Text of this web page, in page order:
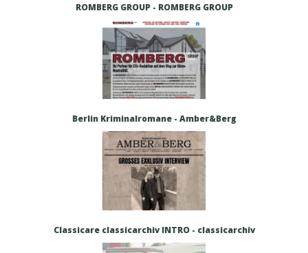
ROMBERG GROUP - ROMBERG GROUP
Berlin Kriminalromane - Amber&Berg
Classicare classicarchiv INTRO - classicarchiv